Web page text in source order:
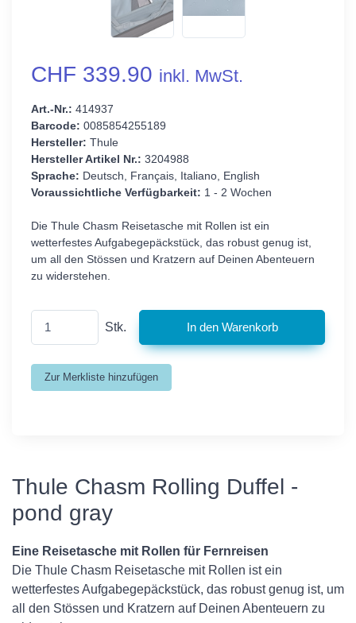
CHF 339.90 inkl. MwSt.
Art.-Nr.: 414937
Barcode: 0085854255189
Hersteller: Thule
Hersteller Artikel Nr.: 3204988
Sprache: Deutsch, Français, Italiano, English
Voraussichtliche Verfügbarkeit: 1 - 2 Wochen
Die Thule Chasm Reisetasche mit Rollen ist ein
wetterfestes Aufgabegepäckstück, das robust genug ist,
um all den Stössen und Kratzern auf Deinen Abenteuern
zu widerstehen.
Stk.
Thule Chasm Rolling Duffel -
pond gray
Eine Reisetasche mit Rollen für Fernreisen
Die Thule Chasm Reisetasche mit Rollen ist ein
wetterfestes Aufgabegepäckstück, das robust genug ist, um
all den Stössen und Kratzern auf Deinen Abenteuern zu